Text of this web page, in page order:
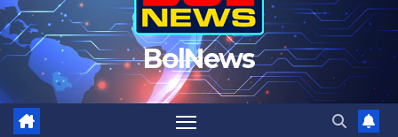
BolNews